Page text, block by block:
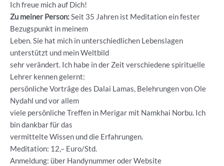
Ich freue mich auf Dich!
Zu meiner Person:Seit 35 Jahren ist Meditation ein fester
Bezugspunkt in meinem
Leben. Sie hat mich in unterschiedlichen Lebenslagen
unterstützt und mein Weltbild
sehr verändert. Ich habe in der Zeit verschiedene spirituelle
Lehrer kennen gelernt:
persönliche Vorträge des Dalai Lamas, Belehrungen von Ole
Nydahl und vor allem
viele persönliche Treffen in Merigar mit Namkhai Norbu. Ich
bin dankbar für das
vermittelte Wissen und die Erfahrungen.
Meditation: 12,– Euro/Std.
Anmeldung: über Handynummer oder Website